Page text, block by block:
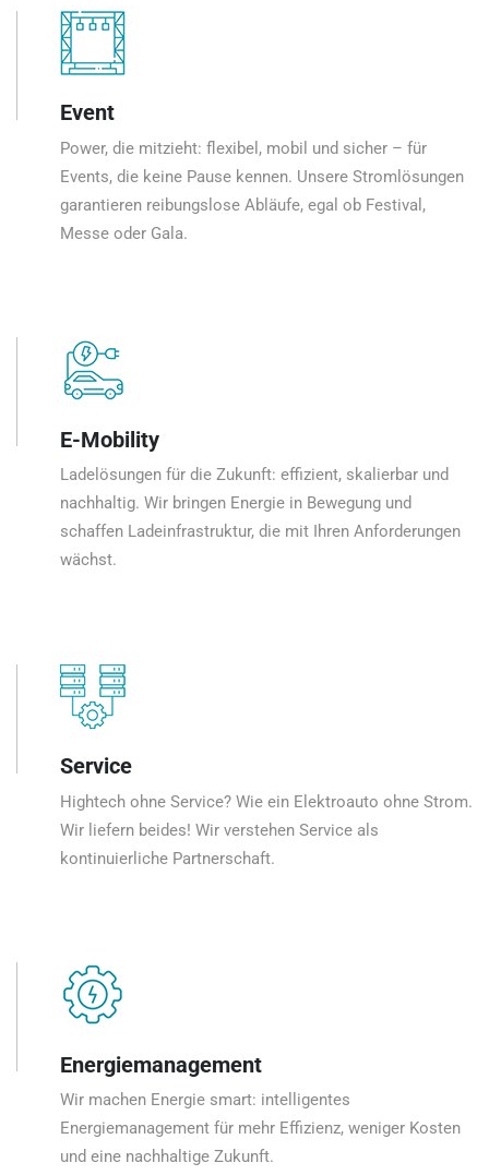
Event
Power, die mitzieht: flexibel, mobil und sicher – für
Events, die keine Pause kennen. Unsere Stromlösungen
garantieren reibungslose Abläufe, egal ob Festival,
Messe oder Gala.
E-Mobility
Ladelösungen für die Zukunft: effizient, skalierbar und
nachhaltig. Wir bringen Energie in Bewegung und
schaffen Ladeinfrastruktur, die mit Ihren Anforderungen
wächst.
Service
Hightech ohne Service? Wie ein Elektroauto ohne Strom.
Wir liefern beides! Wir verstehen Service als
kontinuierliche Partnerschaft.
Energiemanagement
Wir machen Energie smart: intelligentes
Energiemanagement für mehr Effizienz, weniger Kosten
und eine nachhaltige Zukunft.